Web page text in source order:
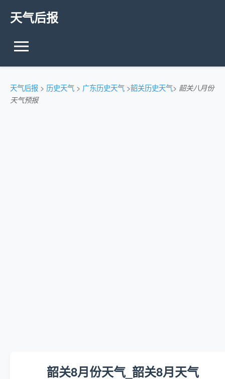
天气后报
天气后报 > 历史天气 > 广东历史天气 >韶关历史天气> 韶关八月份
天气预报
韶关8月份天气_韶关8月天气